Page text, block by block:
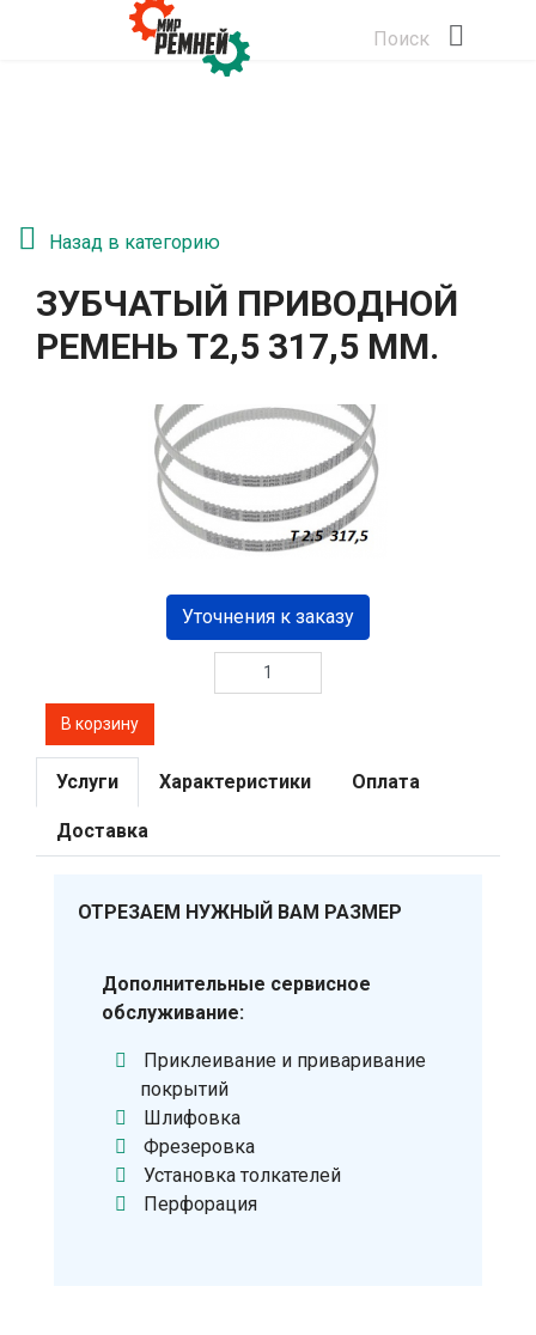
Поиск
Назад в категорию
ЗУБЧАТЫЙ ПРИВОДНОЙ
РЕМЕНЬ T2,5 317,5 ММ.
Уточнения к заказу
Услуги Характеристики Оплата
Доставка
ОТРЕЗАЕМ НУЖНЫЙ ВАМ РАЗМЕР
Дополнительные сервисное
обслуживание:
Приклеивание и приваривание
покрытий
Шлифовка
Фрезеровка
Установка толкателей
Перфорация